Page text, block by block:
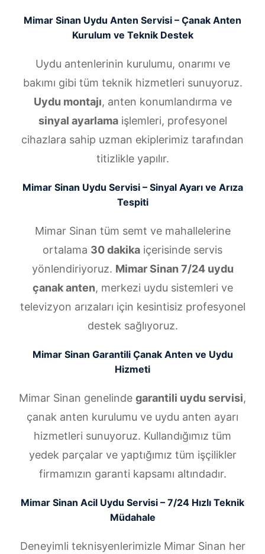
Mimar Sinan Uydu Anten Servisi – Çanak Anten
Kurulum ve Teknik Destek
Uydu antenlerinin kurulumu, onarımı ve
bakımı gibi tüm teknik hizmetleri sunuyoruz.
Uydu montajı, anten konumlandırma ve
sinyal ayarlamaişlemleri, profesyonel
cihazlara sahip uzman ekiplerimiz tarafından
titizlikle yapılır.
Mimar Sinan Uydu Servisi – Sinyal Ayarı ve Arıza
Tespiti
Mimar Sinan tüm semt ve mahallelerine
ortalama 30 dakika içerisinde servis
yönlendiriyoruz. Mimar Sinan 7/24 uydu
çanak anten, merkezi uydu sistemleri ve
televizyon arızaları için kesintisiz profesyonel
destek sağlıyoruz.
Mimar Sinan Garantili Çanak Anten ve Uydu
Hizmeti
Mimar Sinan genelinde garantili uydu servisi,
çanak anten kurulumu ve uydu anten ayarı
hizmetleri sunuyoruz. Kullandığımız tüm
yedek parçalar ve yaptığımız tüm işçilikler
firmamızın garanti kapsamı altındadır.
Mimar Sinan Acil Uydu Servisi – 7/24 Hızlı Teknik
Müdahale
Deneyimli teknisyenlerimizle Mimar Sinan her